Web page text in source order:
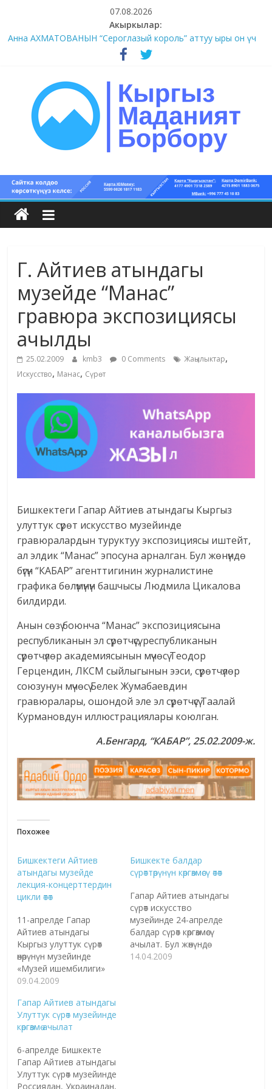
content
07.08.2026
Акыркылар:
Анна АХМАТОВАНЫН “Сероглазый король” аттуу ыры он үч
#5-8 (55 сөз сынагы)
#1-4 (55 сөз сынагы)
Кыргыз
маданият
Кыргыз
жана
адабияты
Г. Айтиев атындагы
музейде “Манас”
гравюра экспозициясы
ачылды
25.02.2009 kmb3 0 Comments Жаңылыктар,
Искусство, Манас, Сүрөт
Бишкектеги Гапар Айтиев атындагы Кыргыз
улуттук сүрөт искусство музейинде
гравюралардын туруктуу экспозициясы иштейт,
ал элдик “Манас” эпосуна арналган. Бул жөнүндө
бүгүн “КАБАР” агенттигинин журналистине
графика бөлүмүнүн башчысы Людмила Цикалова
билдирди.
Анын сөзү боюнча “Манас” экспозициясына
республиканын эл сүрөтчүсү, республиканын
сүрөтчүлөр академиясынын мүчөсү Теодор
Герцендин, ЛКСМ сыйлыгынын ээси, сүрөтчүлөр
союзунун мүчөсү Белек Жумабаевдин
гравюралары, ошондой эле эл сүрөтчүсү Таалай
Курмановдун иллюстрациялары коюлган.
А.Бенгард, “КАБАР”, 25.02.2009-ж.
Похожее
Бишкектеги Айтиев
атындагы музейде
лекция-концерттердин
цикли өтөт
11-апрелде Гапар
Айтиев атындагы
Кыргыз улуттук сүрөт
өнөрүнүн музейинде
«Музей ишембилиги»
маданий-билим берүү
«Манас» дастанына
арналган лекция-
концерт өтөт. Бул
«КАБАР» агенттигине
иш-чаранын
уюштуруучусу, «Устат-
09.04.2009
Бишкекте балдар
сүрөттөрүнүн көргөзмөсү өтөт
Гапар Айтиев атындагы
сүрөт искусство
музейинде 24-апрелде
балдар сүрөт көргөзмөсү
ачылат. Бул жөнүндө
бүгүн "КАБАР"
14.04.2009
Гапар Айтиев атындагы
Улуттук сүрөт музейинде
көргөзмө ачылат
6-апрелде Бишкекте
Гапар Айтиев атындагы
Улуттук сүрөт музейинде
Россиядан, Украинадан,